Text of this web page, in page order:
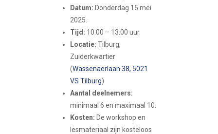
Datum: Donderdag 15 mei
2025.
Tijd: 10.00 – 13.00 uur.
Locatie: Tilburg,
Zuiderkwartier
(Wassenaerlaan 38, 5021
VS Tilburg)
Aantal deelnemers:
minimaal 6 en maximaal 10.
Kosten: De workshop en
lesmateriaal zijn kosteloos